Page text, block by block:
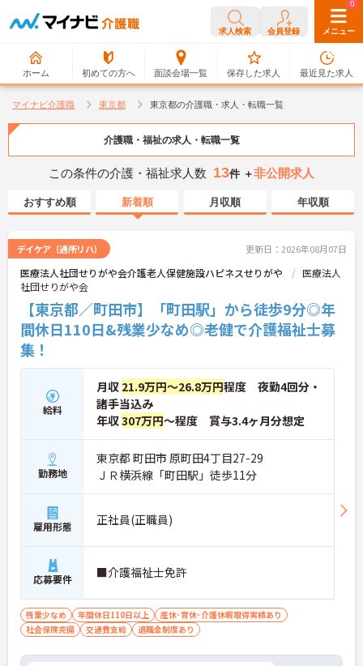
求人検索 会員登録 メニュー
ホーム 初めての方へ 面談会場一覧
0
保存した求人
0
最近見た求人
マイナビ介護職 東京都 東京都の介護職・求人・転職一覧
介護職・福祉の求人・転職一覧
この条件の介護・福祉求人数 13件 ＋非公開求人
おすすめ順 新着順 月収順 年収順
デイケア（通所リハ） 更新日：2026年08月07日
医療法人社団せりがや会介護老人保健施設ハピネスせりがや
医療法人
社団せりがや会
【東京都／町田市】「町田駅」から徒歩9分◎年
間休日110日&残業少なめ◎老健で介護福祉士募
集！
給料
月収 21.9万円～26.8万円程度 夜勤4回分・
諸手当込み
年収307万円～程度 賞与3.4ヶ月分想定
勤務地
東京都 町田市 原町田4丁目27-29
ＪＲ横浜線「町田駅」徒歩11分
雇用形態 正社員(正職員)
応募要件 ■介護福祉士免許
残業少なめ 年間休日110日以上
産休･育休･介護休暇取得実績あり
社会保険完備
交通費支給 退職金制度あり